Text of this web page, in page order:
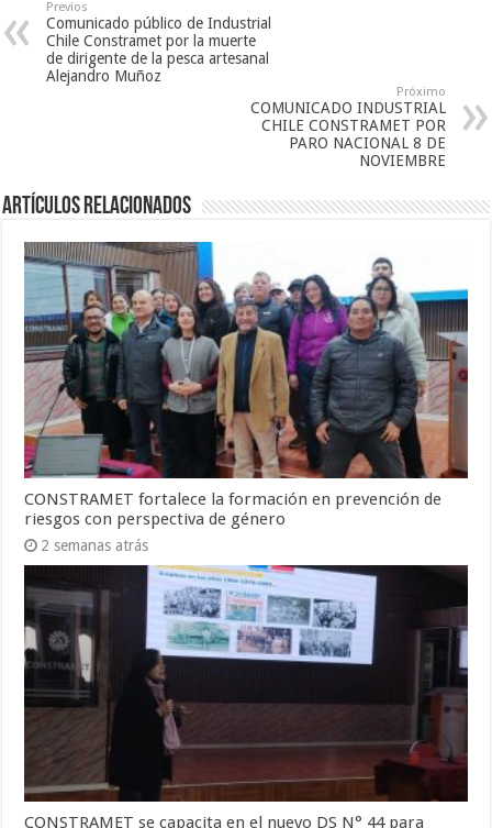
Previos
Comunicado público de Industrial
Chile Constramet por la muerte
de dirigente de la pesca artesanal
Alejandro Muñoz
Próximo
COMUNICADO INDUSTRIAL
CHILE CONSTRAMET POR
PARO NACIONAL 8 DE
NOVIEMBRE
Artículos Relacionados
CONSTRAMET fortalece la formación en prevención de
riesgos con perspectiva de género
2 semanas atrás
CONSTRAMET se capacita en el nuevo DS N° 44 para